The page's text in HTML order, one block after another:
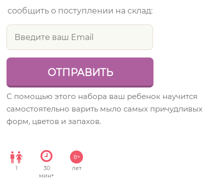
сообщить о поступлении на склад:
С помощью этого набора ваш ребенок научится
самостоятельно варить мыло самых причудливых
форм, цветов и запахов.
1
30
мин+
8+
лет